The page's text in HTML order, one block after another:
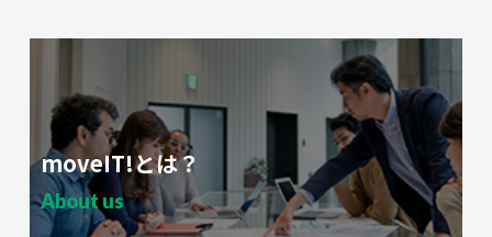
moveIT!とは？
About us